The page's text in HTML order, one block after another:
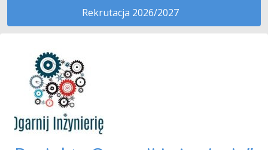
Rekrutacja 2026/2027